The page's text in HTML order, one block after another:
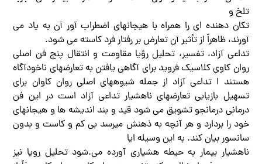
تلخ و
تکان دهنده ای را همراه با هیجانهای اضطراب آور آن به یاد می
آورند، ظاهراً از تأثیر آن تعارض بر رفتار فرد کاسته می شود.
تداعی آزاد، تفسیر، تحلیل رؤيا مقاومت و انتقال پنج فن اصلی
روان کاوی کلاسیک فروید برای آگاهی یافتن به تعارضهای ناخودآگاه
هستند ا تداعی آزاد از جمله شیوههای اصلی روان کاوان برای
تسهیل بازیابی تعارضهای ناهشیار تداعی آزاد است در این فن
درمانی درمانجو تشویق می شود قید و بند اندیشه ها و هیجانهای
خود را بردارد و هر آنچه به ذهنش میرسد بی کم و کاست و بدون
سانسور بیان کند. به این وسیله ایا
ناهشیار بیمار به حیطه هشیاری آورده می.شود تحلیل رویا نیز